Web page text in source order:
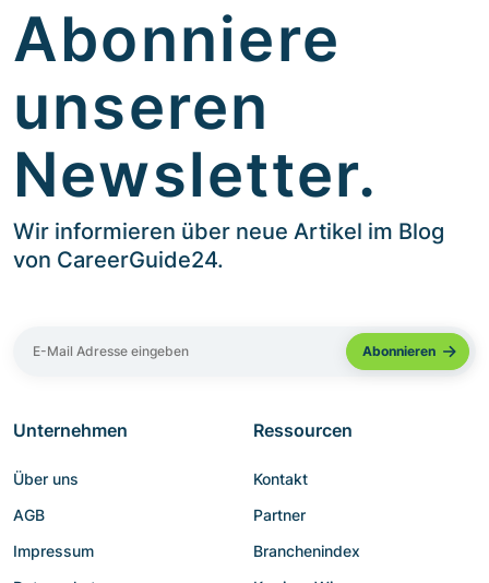
Abonniere
unseren
Newsletter.
Wir informieren über neue Artikel im Blog
von CareerGuide24.
Unternehmen
Über uns
AGB
Impressum
Ressourcen
Kontakt
Partner
Branchenindex